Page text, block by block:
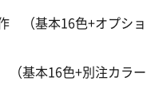
（基本16色+オプショ
基本16色+別注カラー